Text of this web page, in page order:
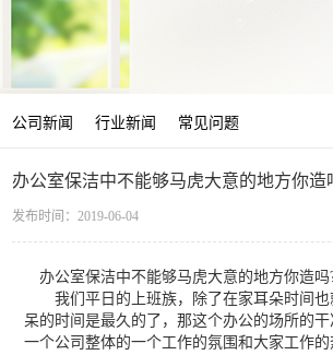
公司新闻 行业新闻 常见问题
办公室保洁中不能够马虎大意的地方你造
发布时间：2019-06-04
办公室保洁中不能够马虎大意的地方你造吗
我们平日的上班族，除了在家耳朵时间也
呆的时间是最久的了，那这个办公的场所的
一个公司整体的一个工作的氛围和大家工作